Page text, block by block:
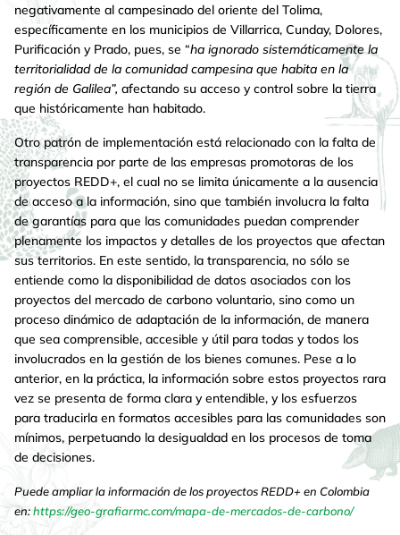
negativamente al campesinado del oriente del Tolima,
específicamente en los municipios de Villarrica, Cunday, Dolores,
Purificación y Prado, pues, se “ha ignorado sistemáticamente la
territorialidad de la comunidad campesina que habita en la
región de Galilea”, afectando su acceso y control sobre la tierra
que históricamente han habitado.
Otro patrón de implementación está relacionado con la falta de
transparencia por parte de las empresas promotoras de los
proyectos REDD+, el cual no se limita únicamente a la ausencia
de acceso a la información, sino que también involucra la falta
de garantías para que las comunidades puedan comprender
plenamente los impactos y detalles de los proyectos que afectan
sus territorios. En este sentido, la transparencia, no sólo se
entiende como la disponibilidad de datos asociados con los
proyectos del mercado de carbono voluntario, sino como un
proceso dinámico de adaptación de la información, de manera
que sea comprensible, accesible y útil para todas y todos los
involucrados en la gestión de los bienes comunes. Pese a lo
anterior, en la práctica, la información sobre estos proyectos rara
vez se presenta de forma clara y entendible, y los esfuerzos
para traducirla en formatos accesibles para las comunidades son
mínimos, perpetuando la desigualdad en los procesos de toma
de decisiones.
Puede ampliar la información de los proyectos REDD+ en Colombia
en:https://geo-grafiarmc.com/mapa-de-mercados-de-carbono/